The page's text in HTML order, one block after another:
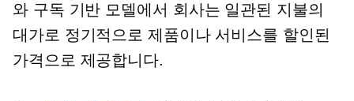
와 구독 기반 모델에서 회사는 일관된 지불의
대가로 정기적으로 제품이나 서비스를 할인된
가격으로 제공합니다.